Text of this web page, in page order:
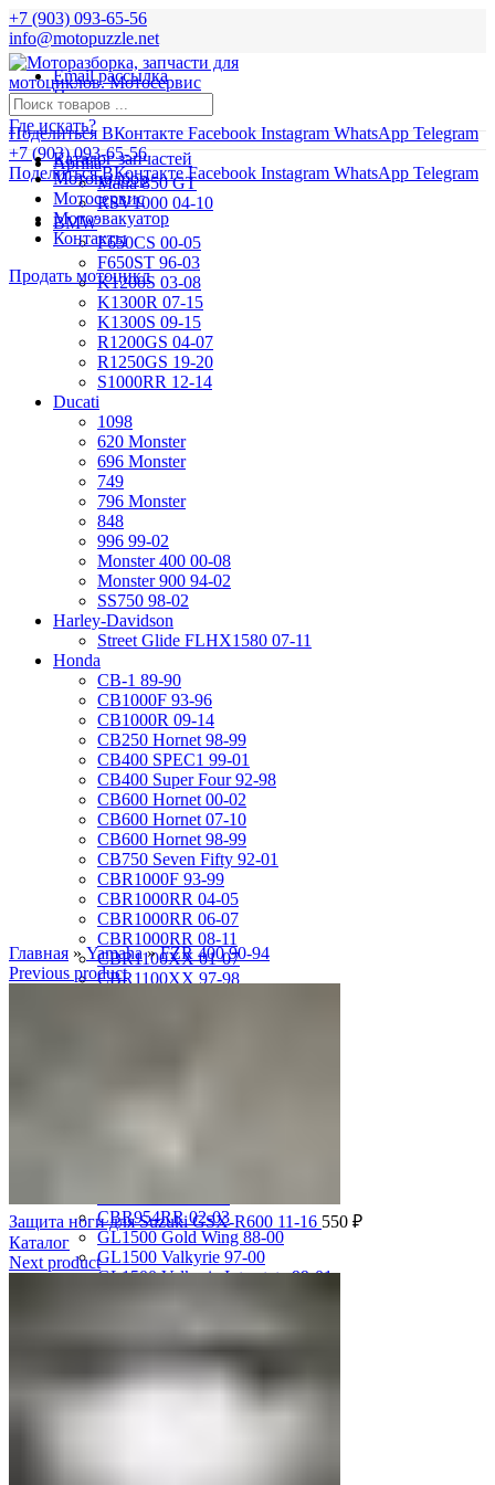
+7 (903) 093-65-56
info@motopuzzle.net
Email рассылка
Новости
Поделиться ВКонтакте Facebook Instagram WhatsApp Telegram
+7 (903) 093-65-56
Поделиться ВКонтакте Facebook Instagram WhatsApp Telegram
Где искать?
Aprilia
Mana 850 GT
RSV1000 04-10
BMW
F650CS 00-05
F650ST 96-03
K1200S 03-08
K1300R 07-15
K1300S 09-15
R1200GS 04-07
R1250GS 19-20
S1000RR 12-14
Ducati
1098
620 Monster
696 Monster
749
796 Monster
848
996 99-02
Monster 400 00-08
Monster 900 94-02
SS750 98-02
Harley-Davidson
Street Glide FLHX1580 07-11
Honda
CB-1 89-90
CB1000F 93-96
CB1000R 09-14
CB250 Hornet 98-99
CB400 SPEC1 99-01
CB400 Super Four 92-98
CB600 Hornet 00-02
CB600 Hornet 07-10
CB600 Hornet 98-99
CB750 Seven Fifty 92-01
CBR1000F 93-99
CBR1000RR 04-05
CBR1000RR 06-07
CBR1000RR 08-11
CBR1100XX 01-07
CBR1100XX 97-98
CBR954RR 02-03
GL1500 Gold Wing 88-00
GL1500 Valkyrie 97-00
GL1500 Valkyrie Interstate 99-01
VF1000R 84-86
VF750 Super Magna 87-89
VF750F Interceptor 82-85
VFR400R 89-93
Каталог запчастей
Мотоподбор
Мотосервис
Мотоэвакуатор
Контакты
Продать мотоцикл
Главная »Yamaha»FZR 400 90-94
Previous product
Защита ноги для Suzuki GSX-R600 11-16 550 ₽
Каталог
Next product